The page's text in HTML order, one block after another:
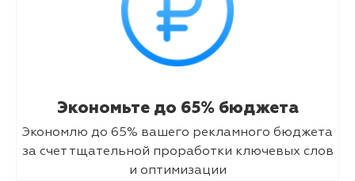
Экономьте до 65% бюджета
Экономлю до 65% вашего рекламного бюджета
за счет тщательной проработки ключевых слов
и оптимизации